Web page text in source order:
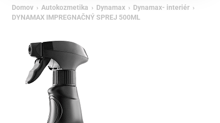
Domov › Autokozmetika › Dynamax › Dynamax- interiér ›
DYNAMAX IMPREGNAČNÝ SPREJ 500ML